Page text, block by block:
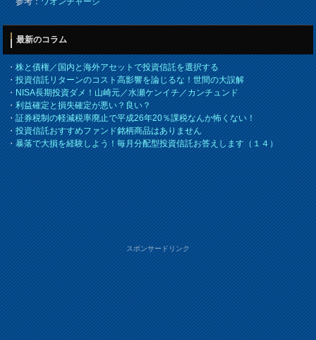
最新のコラム
・株と債権／国内と海外アセットで投資信託を選択する
・投資信託リターンのコスト高影響を論じるな！世間の大誤解
・NISA長期投資ダメ！山崎元／水瀬ケンイチ／カンチュンド
・利益確定と損失確定が悪い？良い？
・証券税制の軽減税率廃止で平成26年20％課税なんか怖くない！
・投資信託おすすめファンド銘柄商品はありません
・暴落で大損を経験しよう！毎月分配型投資信託お答えします（１４）
スポンサードリンク